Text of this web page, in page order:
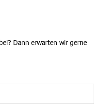
Dann erwarten wir gerne